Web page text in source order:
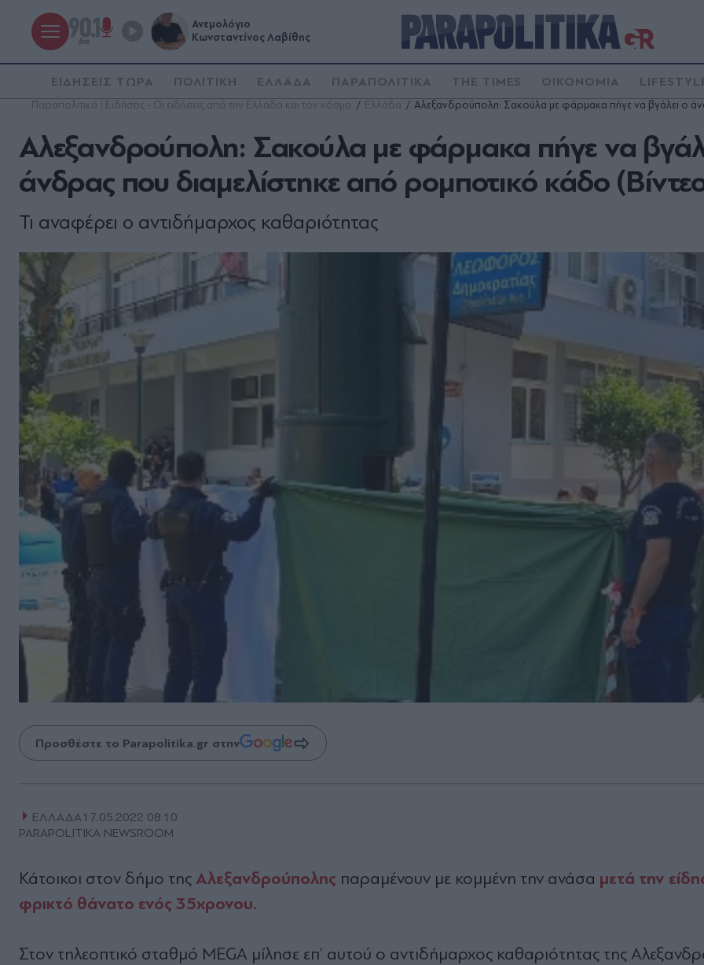
Ανεμολόγιο
Κωνσταντίνος Λαβίθης
ΕΙΔΗΣΕΙΣ ΤΩΡΑ ΠΟΛΙΤΙΚΗ ΕΛΛΑΔΑ ΠΑΡΑΠΟΛΙΤΙΚΑ THE TIMES ΟΙΚΟΝΟΜΙΑ
Παραπολιτικά | Ειδήσεις - Οι ειδήσεις από την Ελλάδα και τον κόσμο Ελλάδα Αλεξανδρούπολη: Σακούλα με φάρμακα πήγε να βγάλει ο
Αλεξανδρούπολη: Σακούλα με φάρμακα πήγε να
άνδρας που διαμελίστηκε από ρομποτικό κάδο
Τι αναφέρει ο αντιδήμαρχος καθαριότητας
Προσθέστε το Parapolitika.gr στην
ΕΛΛΑΔΑ17.05.2022 08:10
PARAPOLITIKA NEWSROOM
Κάτοικοι στον δήμο της Αλεξανδρούπολης παραμένουν με κομμένη την ανάσα μετά την
φρικτό θάνατο ενός 35χρονου.
Στον τηλεοπτικό σταθμό MEGA μίλησε επ’ αυτού ο αντιδήμαρχος καθαριότητας της